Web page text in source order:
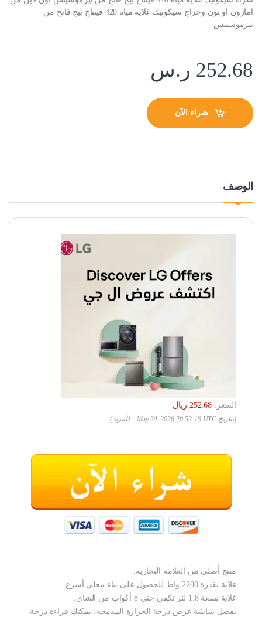
امازون او نون وحراج سيكوتيك غلاية مياه 420 فينتاج بيج فاتح من
ثيرموسينس
252.68 ر.س
شراء الآن
الوصف
السعر:
‏252.68 ريال
(بتاريخ May 24, 2026 20:52:19 UTC – للمزيد)
منتج أصلي من العلامة التجارية.
غلاية بقدرة 2200 واط للحصول على ماء مغلي أسرع.
غلاية بسعة 1.8 لتر تكفي حتى 8 أكواب من الشاي.
بفضل شاشة عرض درجة الحرارة المدمجة، يمكنك قراءة درجة